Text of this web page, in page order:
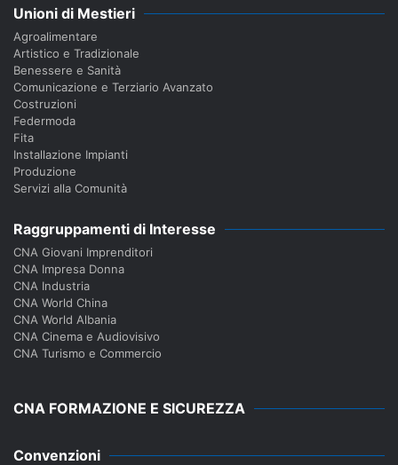
Unioni di Mestieri
Agroalimentare
Artistico e Tradizionale
Benessere e Sanità
Comunicazione e Terziario Avanzato
Costruzioni
Federmoda
Fita
Installazione Impianti
Produzione
Servizi alla Comunità
Raggruppamenti di Interesse
CNA Giovani Imprenditori
CNA Impresa Donna
CNA Industria
CNA World China
CNA World Albania
CNA Cinema e Audiovisivo
CNA Turismo e Commercio
CNA FORMAZIONE E SICUREZZA
Convenzioni